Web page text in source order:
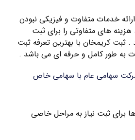
خدمات متفاوت و فیزیکی نبودن
های متفاوتی را برای ثبت
. ثبت کریمخان با بهترین تعرفه ثبت
به طور کامل و حرفه ای می باشد .
سهامی عام با سهامی خاص
برای ثبت نیاز به مراحل خاصی